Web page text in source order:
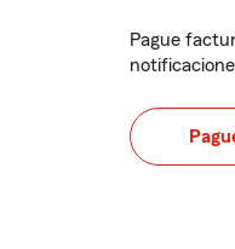
Pague